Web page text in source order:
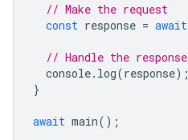
// Make the request
const response = await
// Handle the response
console. log(response);
}
await main();